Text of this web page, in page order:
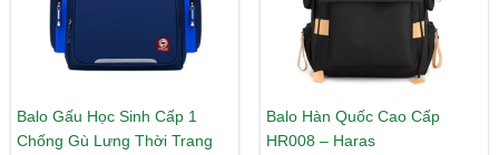
Balo Gấu Học Sinh Cấp 1
Chống Gù Lưng Thời Trang
Balo Hàn Quốc Cao Cấp
HR008 – Haras